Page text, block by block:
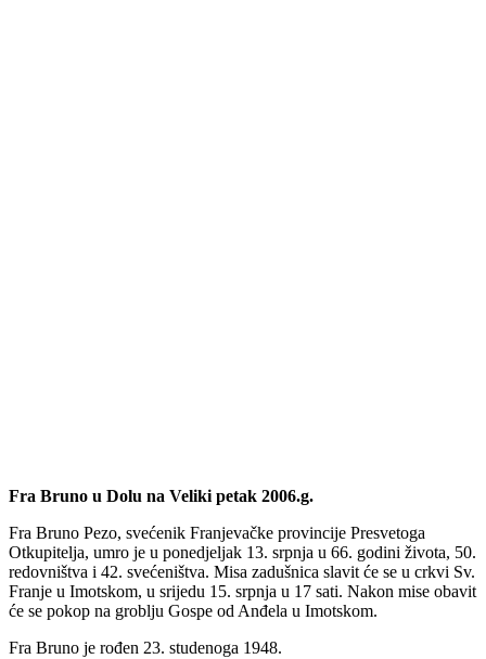
Fra Bruno u Dolu na Veliki petak 2006.g.
Fra Bruno Pezo, svećenik Franjevačke provincije Presvetoga
Otkupitelja, umro je u ponedjeljak 13. srpnja u 66. godini života, 50.
redovništva i 42. svećeništva. Misa zadušnica slavit će se u crkvi Sv.
Franje u Imotskom, u srijedu 15. srpnja u 17 sati. Nakon mise obavit
će se pokop na groblju Gospe od Anđela u Imotskom.
Fra Bruno je rođen 23. studenoga 1948.